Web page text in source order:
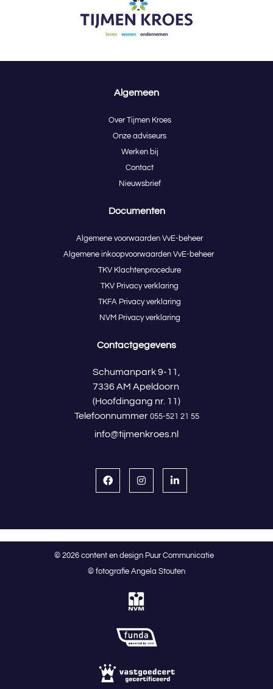
Algemeen
Over Tijmen Kroes
Onze adviseurs
Werken bij
Contact
Nieuwsbrief
Documenten
Algemene voorwaarden VvE-beheer
Algemene inkoopvoorwaarden VvE-beheer
TKV Klachtenprocedure
TKV Privacy verklaring
TKFA Privacy verklaring
NVM Privacy verklaring
Contactgegevens
Schumanpark 9-11,
7336 AM Apeldoorn
(Hoofdingang nr. 11)
Telefoonnummer 055-521 21 55
info@tijmenkroes.nl
© 2026 content en design Puur Communicatie
© fotografie Angela Stouten